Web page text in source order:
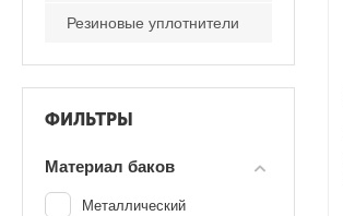
Резиновые уплотнители
ФИЛЬТРЫ
Материал баков
Металлический